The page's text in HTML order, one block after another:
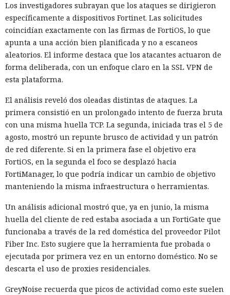
Los investigadores subrayan que los ataques se dirigieron
específicamente a dispositivos Fortinet. Las solicitudes
coincidían exactamente con las firmas de FortiOS, lo que
apunta a una acción bien planificada y no a escaneos
aleatorios. El informe destaca que los atacantes actuaron de
forma deliberada, con un enfoque claro en la SSL VPN de
esta plataforma.
El análisis reveló dos oleadas distintas de ataques. La
primera consistió en un prolongado intento de fuerza bruta
con una misma huella TCP. La segunda, iniciada tras el 5 de
agosto, mostró un repunte brusco de actividad y un patrón
de red diferente. Si en la primera fase el objetivo era
FortiOS, en la segunda el foco se desplazó hacia
FortiManager, lo que podría indicar un cambio de objetivo
manteniendo la misma infraestructura o herramientas.
Un análisis adicional mostró que, ya en junio, la misma
huella del cliente de red estaba asociada a un FortiGate que
funcionaba a través de la red doméstica del proveedor Pilot
Fiber Inc. Esto sugiere que la herramienta fue probada o
ejecutada por primera vez en un entorno doméstico. No se
descarta el uso de proxies residenciales.
GreyNoise recuerda que picos de actividad como este suelen